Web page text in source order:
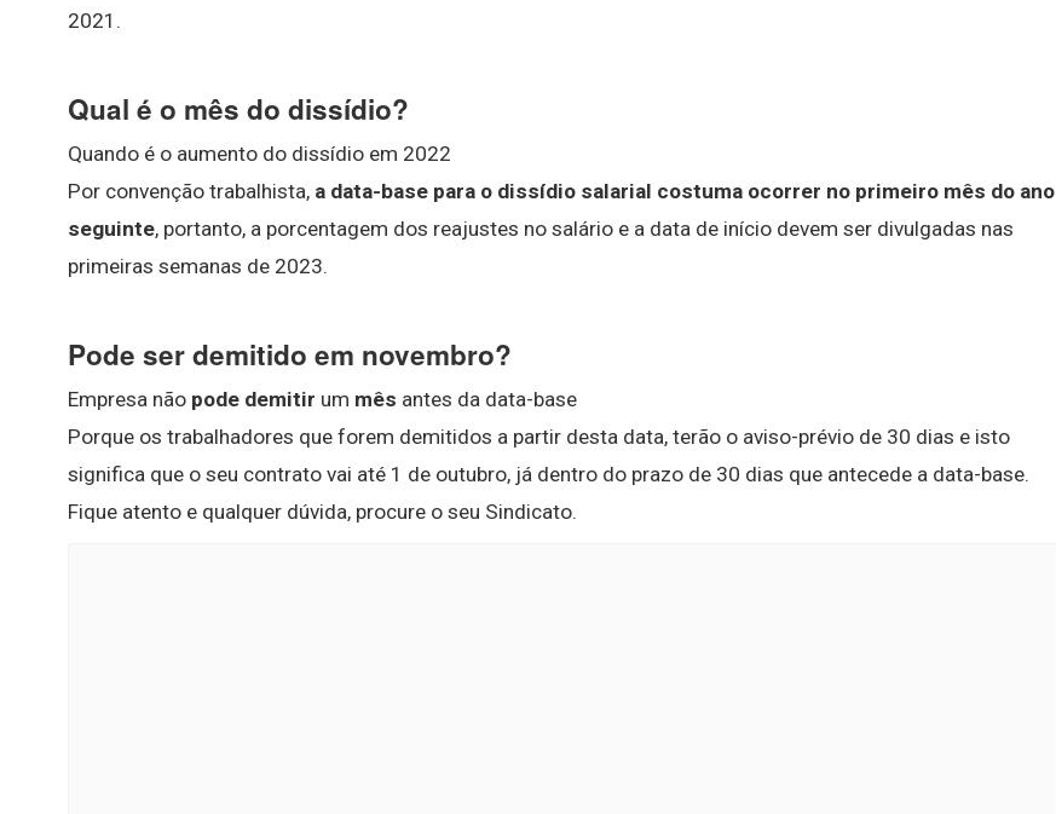
2021.
Qual é o mês do dissídio?
Quando é o aumento do dissídio em 2022
Por convenção trabalhista, a data-base para o dissídio salarial costuma ocorrer no primeiro mês do ano
seguinte, portanto, a porcentagem dos reajustes no salário e a data de início devem ser divulgadas nas
primeiras semanas de 2023.
Pode ser demitido em novembro?
Empresa não pode demitir um mês antes da data-base
Porque os trabalhadores que forem demitidos a partir desta data, terão o aviso-prévio de 30 dias e isto
significa que o seu contrato vai até 1 de outubro, já dentro do prazo de 30 dias que antecede a data-base.
Fique atento e qualquer dúvida, procure o seu Sindicato.